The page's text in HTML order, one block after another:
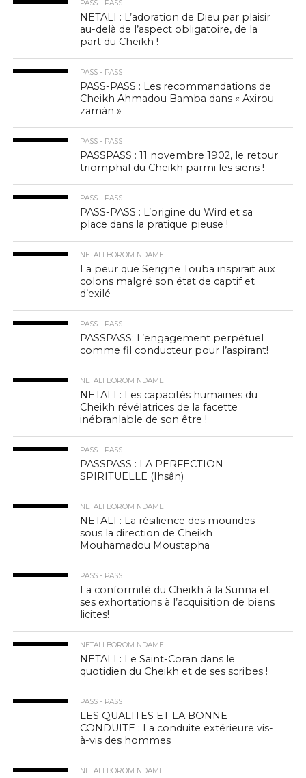
PASS - PASS
NETALI : L’adoration de Dieu par plaisir
au-delà de l’aspect obligatoire, de la
part du Cheikh !
PASS - PASS
PASS-PASS : Les recommandations de
Cheikh Ahmadou Bamba dans « Axirou
zamàn »
PASS - PASS
PASSPASS : 11 novembre 1902, le retour
triomphal du Cheikh parmi les siens !
PASS - PASS
PASS-PASS : L’origine du Wird et sa
place dans la pratique pieuse !
NETALI BOROM NDAME
La peur que Serigne Touba inspirait aux
colons malgré son état de captif et
d’exilé
PASS - PASS
PASSPASS: L’engagement perpétuel
comme fil conducteur pour l’aspirant!
NETALI BOROM NDAME
NETALI : Les capacités humaines du
Cheikh révélatrices de la facette
inébranlable de son être !
PASS - PASS
PASSPASS : LA PERFECTION
SPIRITUELLE (Ihsân)
NETALI BOROM NDAME
NETALI : La résilience des mourides
sous la direction de Cheikh
Mouhamadou Moustapha
PASS - PASS
La conformité du Cheikh à la Sunna et
ses exhortations à l’acquisition de biens
licites!
NETALI BOROM NDAME
NETALI : Le Saint-Coran dans le
quotidien du Cheikh et de ses scribes !
PASS - PASS
LES QUALITES ET LA BONNE
CONDUITE : La conduite extérieure vis-
à-vis des hommes
NETALI BOROM NDAME